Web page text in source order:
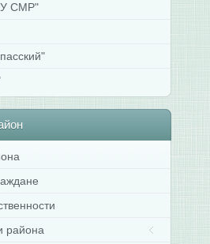
СМР"
района